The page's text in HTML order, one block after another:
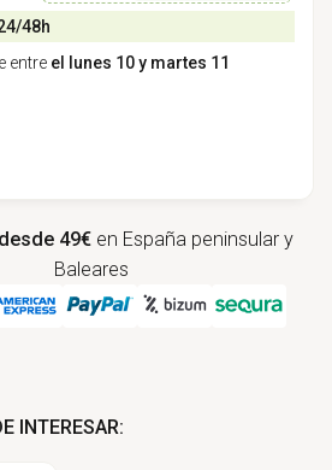
48h
entre el lunes 10 y martes 11
49€ en España peninsular y
Baleares
INTERESAR: